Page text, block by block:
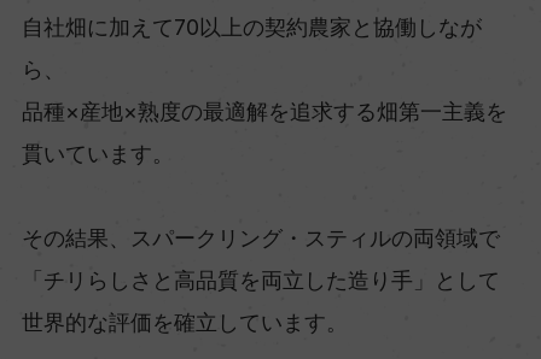
自社畑に加えて70以上の契約農家と協働しなが
ら、
品種×産地×熟度の最適解を追求する畑第一主義を
貫いています。
その結果、スパークリング・スティルの両領域で
「チリらしさと高品質を両立した造り手」として
世界的な評価を確立しています。